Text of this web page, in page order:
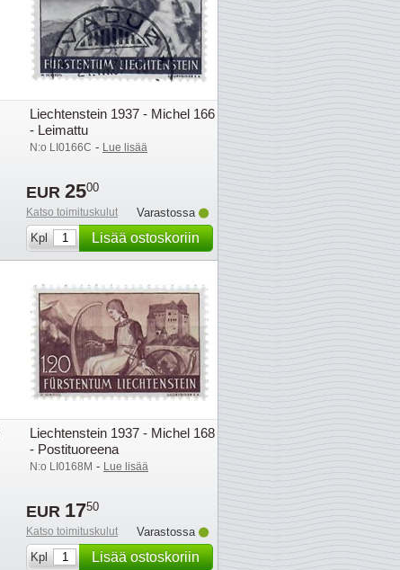
Liechtenstein 1937 - Michel 166
- Leimattu
N:o LI0166C - Lue lisää
EUR 2500
Katso toimituskulut
Varastossa
Kpl
Lisää ostoskoriin
Liechtenstein 1937 - Michel 168
- Postituoreena
N:o LI0168M - Lue lisää
EUR 1750
Katso toimituskulut
Varastossa
Kpl
Lisää ostoskoriin